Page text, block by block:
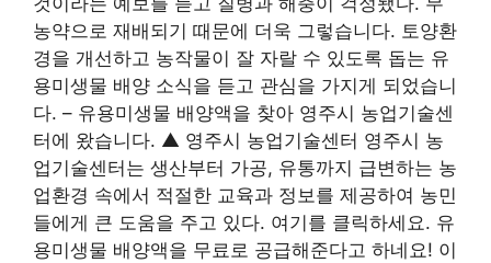
농약으로 재배되기 때문에 더욱 그렇습니다. 토양환
경을 개선하고 농작물이 잘 자랄 수 있도록 돕는 유
용미생물 배양 소식을 듣고 관심을 가지게 되었습니
다. – 유용미생물 배양액을 찾아 영주시 농업기술센
터에 왔습니다. ▲ 영주시 농업기술센터 영주시 농
업기술센터는 생산부터 가공, 유통까지 급변하는 농
업환경 속에서 적절한 교육과 정보를 제공하여 농민
들에게 큰 도움을 주고 있다. 여기를 클릭하세요. 유
용미생물 배양액을 무료로 공급해준다고 하네요! 이